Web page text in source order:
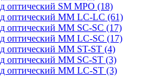
оптический SM MPO (18)
оптический MM LC-LC (61)
оптический MM SC-SC (17)
оптический MM LC-SC (17)
оптический MM ST-ST (4)
оптический MM SC-ST (3)
оптический MM LC-ST (3)